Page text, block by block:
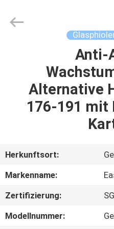
PRODUKTE
FABRIK-
Anti-
Alternative
176-191 mit
Herkunftsort:
Markenname:
Zertifizierung:
Modellnummer: